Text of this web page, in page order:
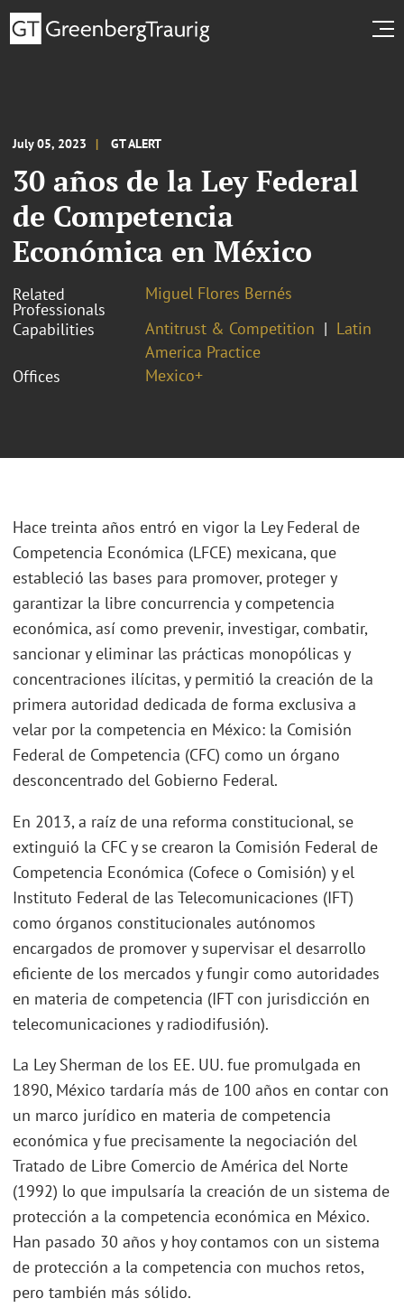
July 05, 2023 GT ALERT
30 años de la Ley Federal
de Competencia
Económica en México
Related
Professionals
Miguel Flores Bernés
Capabilities
Antitrust & Competition
Latin
America Practice
Offices
Mexico+
Hace treinta años entró en vigor la Ley Federal de
Competencia Económica (LFCE) mexicana, que
estableció las bases para promover, proteger y
garantizar la libre concurrencia y competencia
económica, así como prevenir, investigar, combatir,
sancionar y eliminar las prácticas monopólicas y
concentraciones ilícitas, y permitió la creación de la
primera autoridad dedicada de forma exclusiva a
velar por la competencia en México: la Comisión
Federal de Competencia (CFC) como un órgano
desconcentrado del Gobierno Federal.
En 2013, a raíz de una reforma constitucional, se
extinguió la CFC y se crearon la Comisión Federal de
Competencia Económica (Cofece o Comisión) y el
Instituto Federal de las Telecomunicaciones (IFT)
como órganos constitucionales autónomos
encargados de promover y supervisar el desarrollo
eficiente de los mercados y fungir como autoridades
en materia de competencia (IFT con jurisdicción en
telecomunicaciones y radiodifusión).
La Ley Sherman de los EE. UU. fue promulgada en
1890, México tardaría más de 100 años en contar con
un marco jurídico en materia de competencia
económica y fue precisamente la negociación del
Tratado de Libre Comercio de América del Norte
(1992) lo que impulsaría la creación de un sistema de
protección a la competencia económica en México.
Han pasado 30 años y hoy contamos con un sistema
de protección a la competencia con muchos retos,
pero también más sólido.